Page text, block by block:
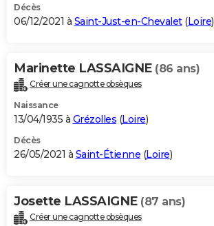
Décès
06/12/2021 à Saint-Just-en-Chevalet(Loire)
Marinette LASSAIGNE (86 ans)
Créer une cagnotte obsèques
Naissance
13/04/1935 à Grézolles (Loire)
Décès
26/05/2021 à Saint-Étienne (Loire)
Josette LASSAIGNE (87 ans)
Créer une cagnotte obsèques